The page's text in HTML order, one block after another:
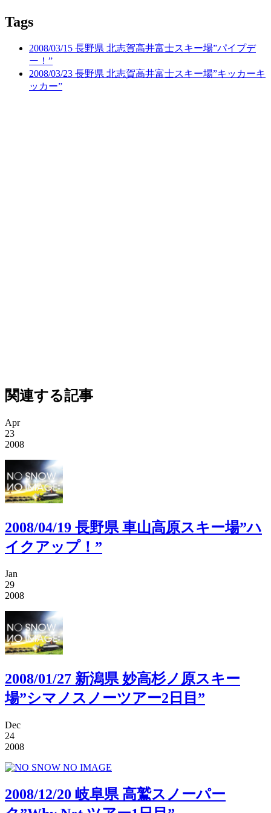
Tags
2008/03/15 長野県 北志賀高井富士スキー場”パイプデ
ー！”
2008/03/23 長野県 北志賀高井富士スキー場”キッカーキ
ッカー”
関連する記事
Apr
23
2008
2008/04/19 長野県 車山高原スキー場”ハ
イクアップ！”
Jan
29
2008
2008/01/27 新潟県 妙高杉ノ原スキー
場”シマノスノーツアー2日目”
Dec
24
2008
2008/12/20 岐阜県 高鷲スノーパー